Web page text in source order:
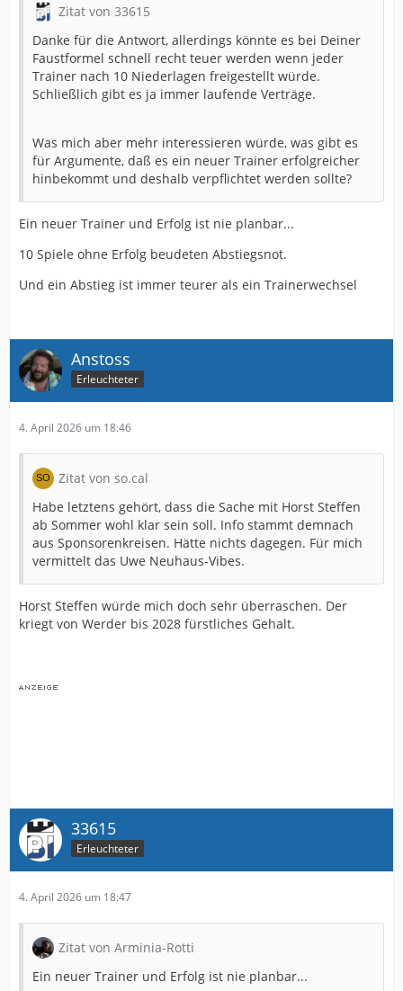
Zitat von 33615
Danke für die Antwort, allerdings könnte es bei Deiner
Faustformel schnell recht teuer werden wenn jeder
Trainer nach 10 Niederlagen freigestellt würde.
Schließlich gibt es ja immer laufende Verträge.
Was mich aber mehr interessieren würde, was gibt es
für Argumente, daß es ein neuer Trainer erfolgreicher
hinbekommt und deshalb verpflichtet werden sollte?
Ein neuer Trainer und Erfolg ist nie planbar...
10 Spiele ohne Erfolg beudeten Abstiegsnot.
Und ein Abstieg ist immer teurer als ein Trainerwechsel
Anstoss
Erleuchteter
4. April 2026 um 18:46
Zitat von so.cal
Habe letztens gehört, dass die Sache mit Horst Steffen
ab Sommer wohl klar sein soll. Info stammt demnach
aus Sponsorenkreisen. Hätte nichts dagegen. Für mich
vermittelt das Uwe Neuhaus-Vibes.
Horst Steffen würde mich doch sehr überraschen. Der
kriegt von Werder bis 2028 fürstliches Gehalt.
33615
Erleuchteter
4. April 2026 um 18:47
Zitat von Arminia-Rotti
Ein neuer Trainer und Erfolg ist nie planbar...